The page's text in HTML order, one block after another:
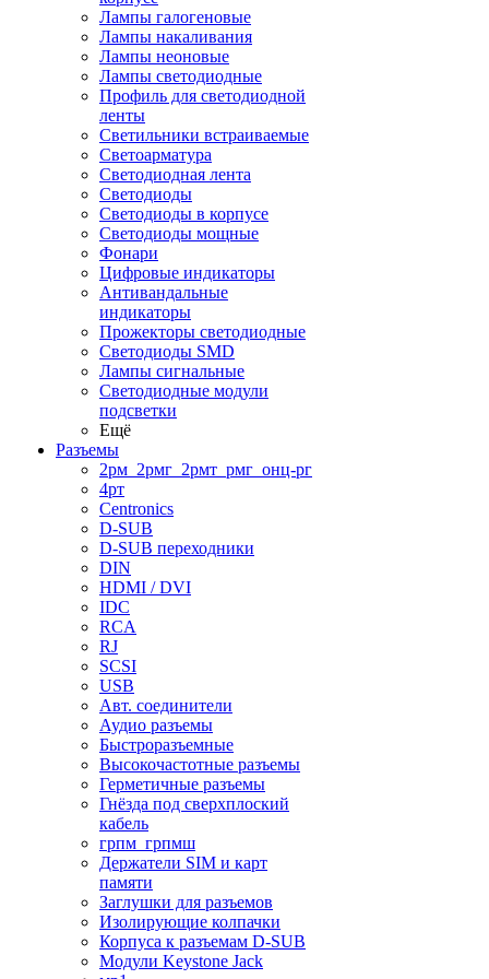
Лампы галогеновые
Лампы накаливания
Лампы неоновые
Лампы светодиодные
Профиль для светодиодной
ленты
Светильники встраиваемые
Светоарматура
Светодиодная лента
Светодиоды
Светодиоды в корпусе
Светодиоды мощные
Фонари
Цифровые индикаторы
Антивандальные
индикаторы
Прожекторы светодиодные
Светодиоды SMD
Лампы сигнальные
Светодиодные модули
подсветки
Ещё
Разъемы
2рм_2рмг_2рмт_рмг_онц-рг
4рт
Centronics
D-SUB
D-SUB переходники
DIN
HDMI / DVI
IDC
RCA
RJ
SCSI
USB
Авт. соединители
Аудио разъемы
Быстроразъемные
Высокочастотные разъемы
Герметичные разъемы
Гнёзда под сверхплоский
кабель
грпм_грпмш
Держатели SIM и карт
памяти
Заглушки для разъемов
Изолирующие колпачки
Корпуса к разъемам D-SUB
Модули Keystone Jack